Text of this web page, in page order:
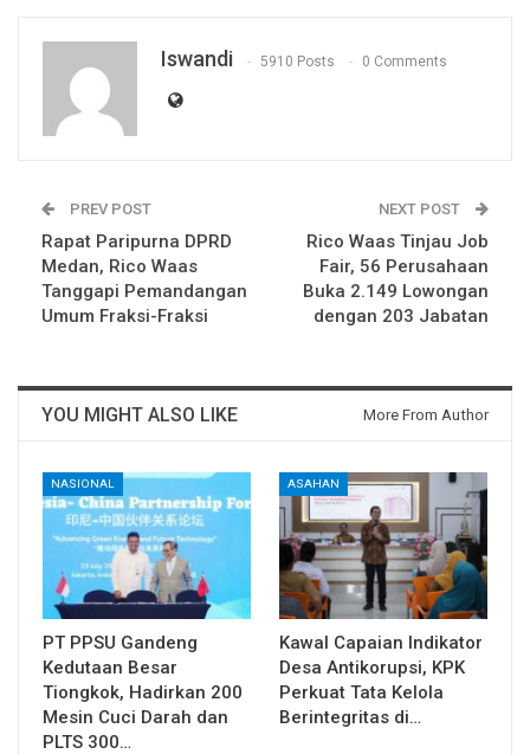
Iswandi 5910 Posts 0 Comments
PREV POST
Rapat Paripurna DPRD
Medan, Rico Waas
Tanggapi Pemandangan
Umum Fraksi-Fraksi
NEXT POST
Rico Waas Tinjau Job
Fair, 56 Perusahaan
Buka 2.149 Lowongan
dengan 203 Jabatan
YOU MIGHT ALSO LIKE More From Author
NASIONAL
PT PPSU Gandeng
Kedutaan Besar
Tiongkok, Hadirkan 200
Mesin Cuci Darah dan
PLTS 300…
ASAHAN
Kawal Capaian Indikator
Desa Antikorupsi, KPK
Perkuat Tata Kelola
Berintegritas di…